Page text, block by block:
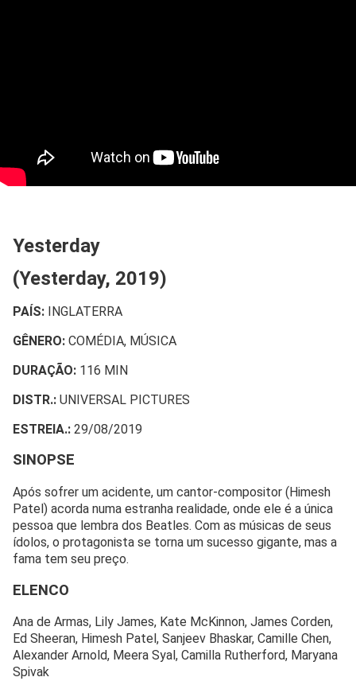
Yesterday
(Yesterday, 2019)
PAÍS: INGLATERRA
GÊNERO: COMÉDIA, MÚSICA
DURAÇÃO: 116 MIN
DISTR.: UNIVERSAL PICTURES
ESTREIA.: 29/08/2019
SINOPSE
Após sofrer um acidente, um cantor-compositor (Himesh
Patel) acorda numa estranha realidade, onde ele é a única
pessoa que lembra dos Beatles. Com as músicas de seus
ídolos, o protagonista se torna um sucesso gigante, mas a
fama tem seu preço.
ELENCO
Ana de Armas, Lily James, Kate McKinnon, James Corden,
Ed Sheeran, Himesh Patel, Sanjeev Bhaskar, Camille Chen,
Alexander Arnold, Meera Syal, Camilla Rutherford, Maryana
Spivak